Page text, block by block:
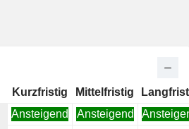
Kurzfristig Mittelfristig
Ansteigend Ansteigend